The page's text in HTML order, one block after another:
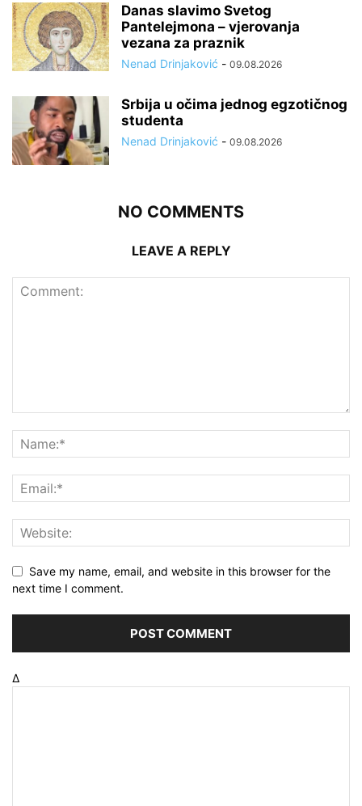
Danas slavimo Svetog
Pantelejmona – vjerovanja
vezana za praznik
Nenad Drinjaković - 09.08.2026
Srbija u očima jednog egzotičnog
studenta
Nenad Drinjaković - 09.08.2026
NO COMMENTS
LEAVE A REPLY
Save my name, email, and website in this browser for the
next time I comment.
Δ